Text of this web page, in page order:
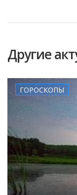
Другие
ГОРОСКОПЫ